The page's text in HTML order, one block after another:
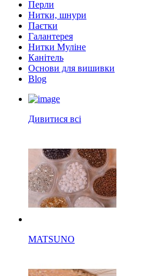
Перли
Нитки, шнури
Паєтки
Галантерея
Нитки Муліне
Канітель
Основи для вишивки
Blog
Дивитися всі
MATSUNO